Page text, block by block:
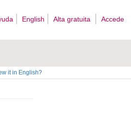
English Alta gratuita Accede
it in English?